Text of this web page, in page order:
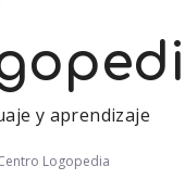
y aprendizaje
Logopedia